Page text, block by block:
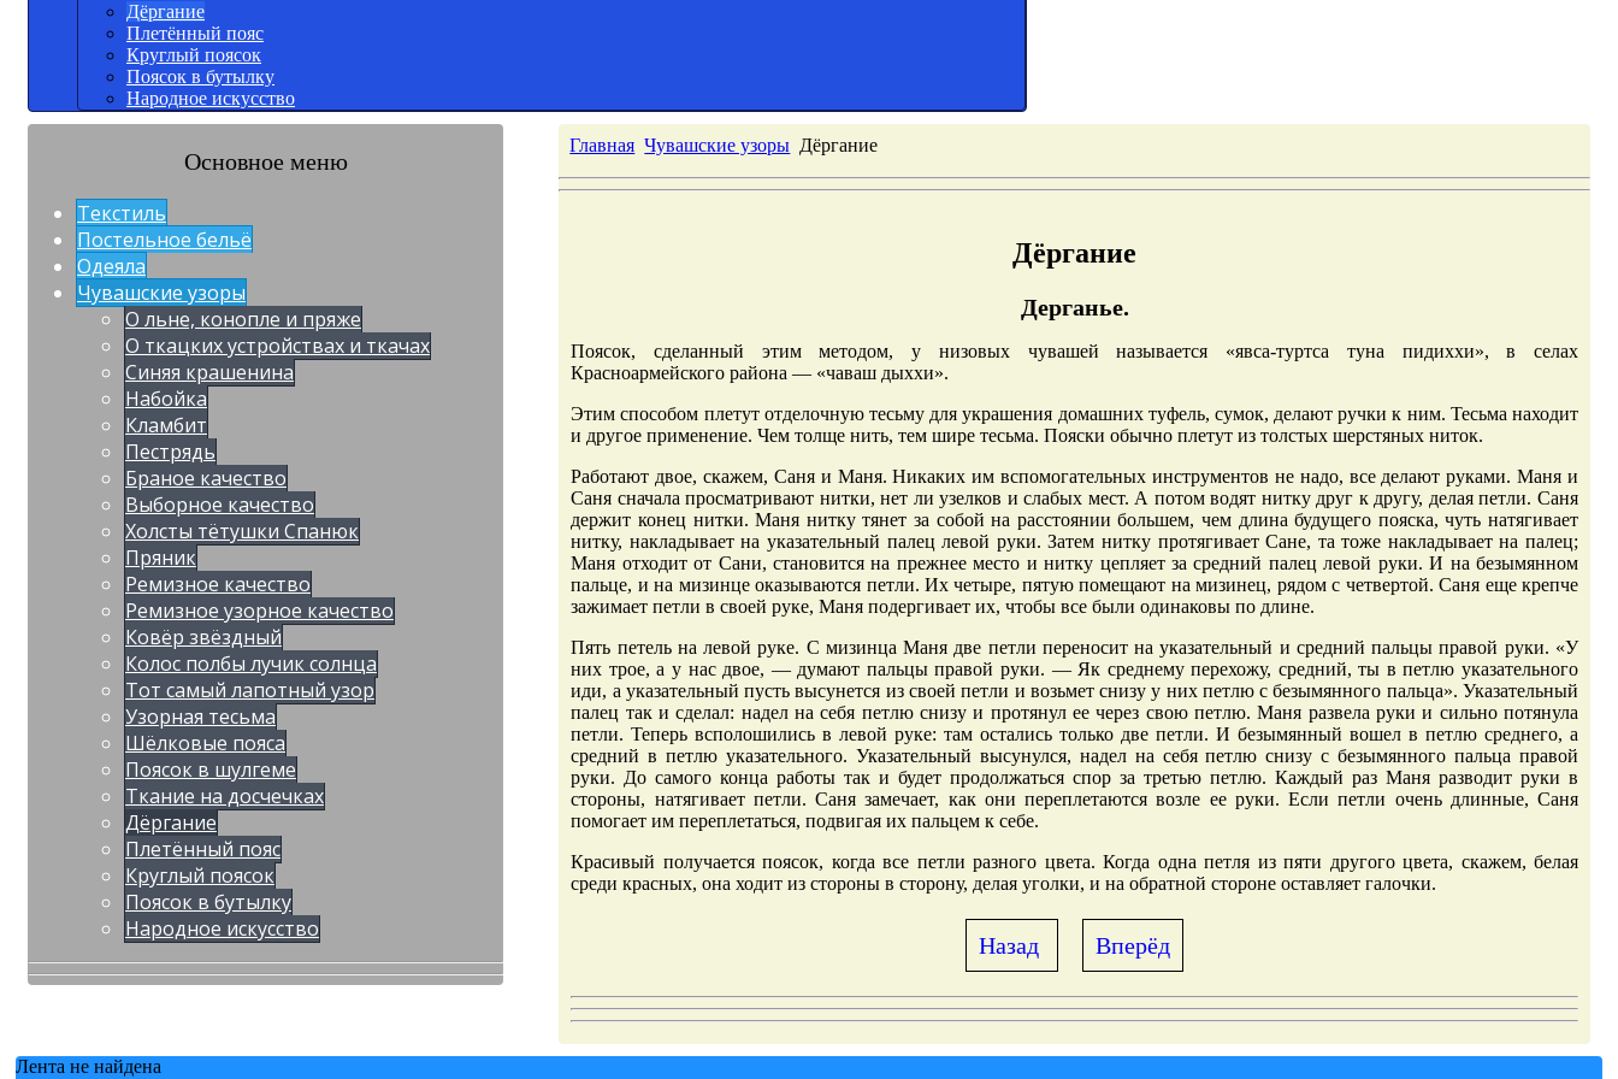
Дёргание
Плетённый пояс
Круглый поясок
Поясок в бутылку
Народное искусство
Основное меню
Текстиль
Постельное бельё
Одеяла
Чувашские узоры
О льне, конопле и пряже
О ткацких устройствах и ткачах
Синяя крашенина
Набойка
Кламбит
Пестрядь
Браное качество
Выборное качество
Холсты тётушки Спанюк
Пряник
Ремизное качество
Ремизное узорное качество
Ковёр звёздный
Колос полбы лучик солнца
Тот самый лапотный узор
Узорная тесьма
Шёлковые пояса
Поясок в шулгеме
Ткание на досчечках
Дёргание
Плетённый пояс
Круглый поясок
Поясок в бутылку
Народное искусство
Главная Чувашские узоры Дёргание
Дёргание
Дерганье.
Поясок, сделанный этим методом, у низовых чувашей называется «явса-туртса туна пидиххи», в селах
Красноармейского района — «чаваш дыххи».
Этим способом плетут отделочную тесьму для украшения домашних туфель, сумок, делают ручки к ним. Тесьма находит
и другое применение. Чем толще нить, тем шире тесьма. Пояски обычно плетут из толстых шерстяных ниток.
Работают двое, скажем, Саня и Маня. Никаких им вспомогательных инструментов не надо, все делают руками. Маня и
Саня сначала просматривают нитки, нет ли узелков и слабых мест. А потом водят нитку друг к другу, делая петли. Саня
держит конец нитки. Маня нитку тянет за собой на расстоянии большем, чем длина будущего пояска, чуть натягивает
нитку, накладывает на указательный палец левой руки. Затем нитку протягивает Сане, та тоже накладывает на палец;
Маня отходит от Сани, становится на прежнее место и нитку цепляет за средний палец левой руки. И на безымянном
пальце, и на мизинце оказываются петли. Их четыре, пятую помещают на мизинец, рядом с четвертой. Саня еще крепче
зажимает петли в своей руке, Маня подергивает их, чтобы все были одинаковы по длине.
Пять петель на левой руке. С мизинца Маня две петли переносит на указательный и средний пальцы правой руки. «У
них трое, а у нас двое, — думают пальцы правой руки. — Як среднему перехожу, средний, ты в петлю указательного
иди, а указательный пусть высунется из своей петли и возьмет снизу у них петлю с безымянного пальца». Указательный
палец так и сделал: надел на себя петлю снизу и протянул ее через свою петлю. Маня развела руки и сильно потянула
петли. Теперь всполошились в левой руке: там остались только две петли. И безымянный вошел в петлю среднего, а
средний в петлю указательного. Указательный высунулся, надел на себя петлю снизу с безымянного пальца правой
руки. До самого конца работы так и будет продолжаться спор за третью петлю. Каждый раз Маня разводит руки в
стороны, натягивает петли. Саня замечает, как они переплетаются возле ее руки. Если петли очень длинные, Саня
помогает им переплетаться, подвигая их пальцем к себе.
Красивый получается поясок, когда все петли разного цвета. Когда одна петля из пяти другого цвета, скажем, белая
среди красных, она ходит из стороны в сторону, делая уголки, и на обратной стороне оставляет галочки.
Назад Вперёд
Лента не найдена